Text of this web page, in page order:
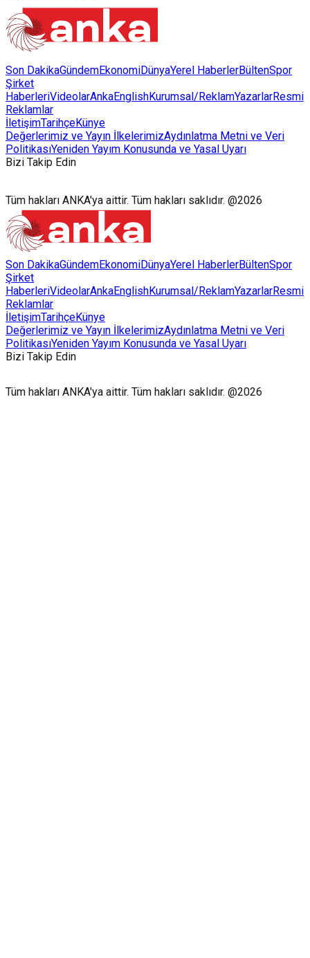
Son DakikaGündemEkonomiDünyaYerel HaberlerBültenSpor
Şirket
HaberleriVideolarAnkaEnglishKurumsal/ReklamYazarlarResmi
Reklamlar
İletişimTarihçeKünye
Değerlerimiz ve Yayın İlkelerimizAydınlatma Metni ve Veri
PolitikasıYeniden Yayım Konusunda ve Yasal Uyarı
Bizi Takip Edin
Tüm hakları ANKA'ya aittir. Tüm hakları saklıdır. @2026
Son DakikaGündemEkonomiDünyaYerel HaberlerBültenSpor
Şirket
HaberleriVideolarAnkaEnglishKurumsal/ReklamYazarlarResmi
Reklamlar
İletişimTarihçeKünye
Değerlerimiz ve Yayın İlkelerimizAydınlatma Metni ve Veri
PolitikasıYeniden Yayım Konusunda ve Yasal Uyarı
Bizi Takip Edin
Tüm hakları ANKA'ya aittir. Tüm hakları saklıdır. @2026